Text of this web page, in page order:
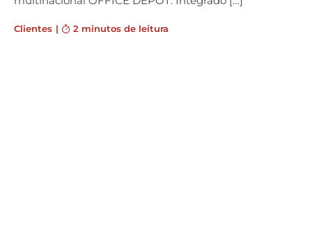
Clientes | 2 minutos de leitura